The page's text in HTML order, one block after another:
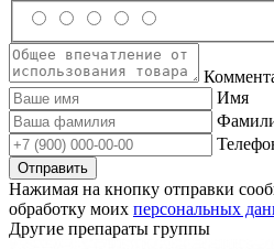
Имя
Нажимая на кнопку отправки
обработку моих персональных
Другие препараты группы